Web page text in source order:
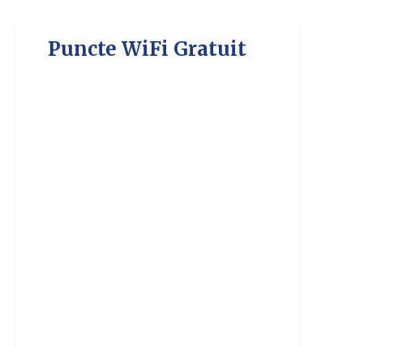
Puncte WiFi Gratuit